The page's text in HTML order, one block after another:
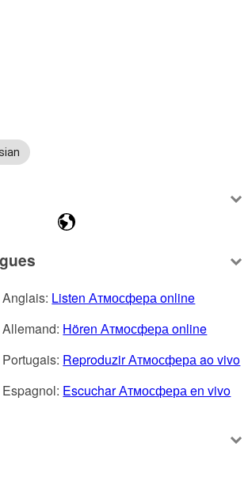
Listen Атмосфера online
Hören Атмосфера online
Reproduzir Атмосфера ao vivo
Escuchar Атмосфера en vivo